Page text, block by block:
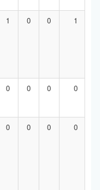
1 0 0 1
0 0 0 0
0 0 0 0